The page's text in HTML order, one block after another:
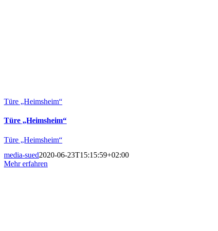
Türe „Heimsheim“
Türe „Heimsheim“
Türe „Heimsheim“
media-sued2020-06-23T15:15:59+02:00
Mehr erfahren